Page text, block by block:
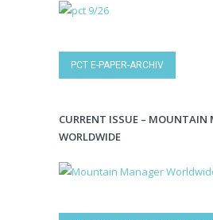
PCT E-PAPER-ARCHIV
CURRENT ISSUE – MOUNTAIN
WORLDWIDE